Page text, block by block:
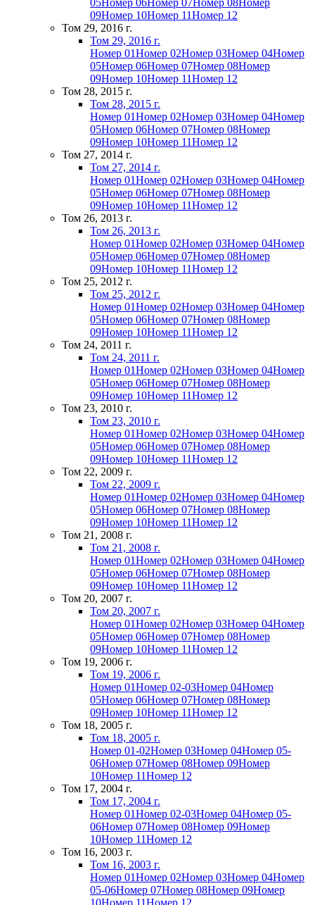
05Номер 06Номер 07Номер 08Номер
09Номер 10Номер 11Номер 12
Том 29, 2016 г.
Том 29, 2016 г.
Номер 01Номер 02Номер 03Номер 04Номер
05Номер 06Номер 07Номер 08Номер
09Номер 10Номер 11Номер 12
Том 28, 2015 г.
Том 28, 2015 г.
Номер 01Номер 02Номер 03Номер 04Номер
05Номер 06Номер 07Номер 08Номер
09Номер 10Номер 11Номер 12
Том 27, 2014 г.
Том 27, 2014 г.
Номер 01Номер 02Номер 03Номер 04Номер
05Номер 06Номер 07Номер 08Номер
09Номер 10Номер 11Номер 12
Том 26, 2013 г.
Том 26, 2013 г.
Номер 01Номер 02Номер 03Номер 04Номер
05Номер 06Номер 07Номер 08Номер
09Номер 10Номер 11Номер 12
Том 25, 2012 г.
Том 25, 2012 г.
Номер 01Номер 02Номер 03Номер 04Номер
05Номер 06Номер 07Номер 08Номер
09Номер 10Номер 11Номер 12
Том 24, 2011 г.
Том 24, 2011 г.
Номер 01Номер 02Номер 03Номер 04Номер
05Номер 06Номер 07Номер 08Номер
09Номер 10Номер 11Номер 12
Том 23, 2010 г.
Том 23, 2010 г.
Номер 01Номер 02Номер 03Номер 04Номер
05Номер 06Номер 07Номер 08Номер
09Номер 10Номер 11Номер 12
Том 22, 2009 г.
Том 22, 2009 г.
Номер 01Номер 02Номер 03Номер 04Номер
05Номер 06Номер 07Номер 08Номер
09Номер 10Номер 11Номер 12
Том 21, 2008 г.
Том 21, 2008 г.
Номер 01Номер 02Номер 03Номер 04Номер
05Номер 06Номер 07Номер 08Номер
09Номер 10Номер 11Номер 12
Том 20, 2007 г.
Том 20, 2007 г.
Номер 01Номер 02Номер 03Номер 04Номер
05Номер 06Номер 07Номер 08Номер
09Номер 10Номер 11Номер 12
Том 19, 2006 г.
Том 19, 2006 г.
Номер 01Номер 02-03Номер 04Номер
05Номер 06Номер 07Номер 08Номер
09Номер 10Номер 11Номер 12
Том 18, 2005 г.
Том 18, 2005 г.
Номер 01-02Номер 03Номер 04Номер 05-
06Номер 07Номер 08Номер 09Номер
10Номер 11Номер 12
Том 17, 2004 г.
Том 17, 2004 г.
Номер 01Номер 02-03Номер 04Номер 05-
06Номер 07Номер 08Номер 09Номер
10Номер 11Номер 12
Том 16, 2003 г.
Том 16, 2003 г.
Номер 01Номер 02Номер 03Номер 04Номер
05-06Номер 07Номер 08Номер 09Номер
10Номер 11Номер 12